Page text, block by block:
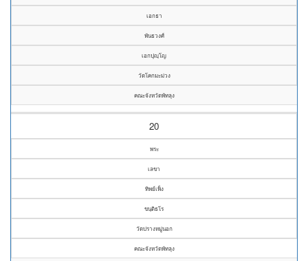
เอกธา
พันธวงศ์
เอกปุญฺโญ
วัดโคกมะม่วง
คณะจังหวัดพัทลุง
20
พระ
เลขา
ทิพย์เพ็ง
ขนฺติธโร
วัดปรางหมู่นอก
คณะจังหวัดพัทลุง